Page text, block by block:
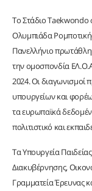
Το Στάδιο Taekwondo
Ολυμπιάδα
Πανελλήνιο
την ομοσπονδία
2024. Οι διαγωνισμοί
υπουργείων και
τα ευρωπαϊκά
πολιτιστικό και
Τα Υπουργεία
Διακυβέρνησης,
Γραμματεία Έρευνας